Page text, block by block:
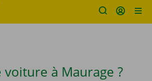
à Maurage ?